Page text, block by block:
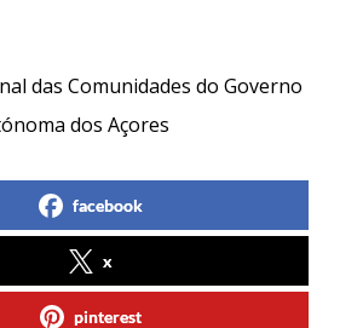
das Comunidades do Governo
dos Açores
facebook
x
pinterest